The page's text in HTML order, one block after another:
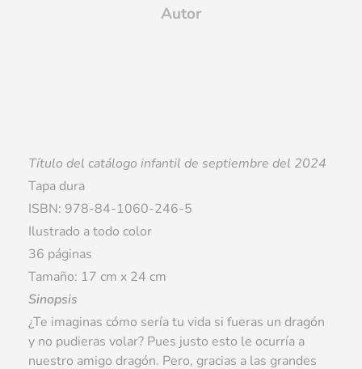
Autor
Título del catálogo infantil de septiembre del 2024
Tapa dura
ISBN: 978-84-1060-246-5
Ilustrado a todo color
36 páginas
Tamaño: 17 cm x 24 cm
Sinopsis
¿Te imaginas cómo sería tu vida si fueras un dragón
y no pudieras volar? Pues justo esto le ocurría a
nuestro amigo dragón. Pero, gracias a las grandes